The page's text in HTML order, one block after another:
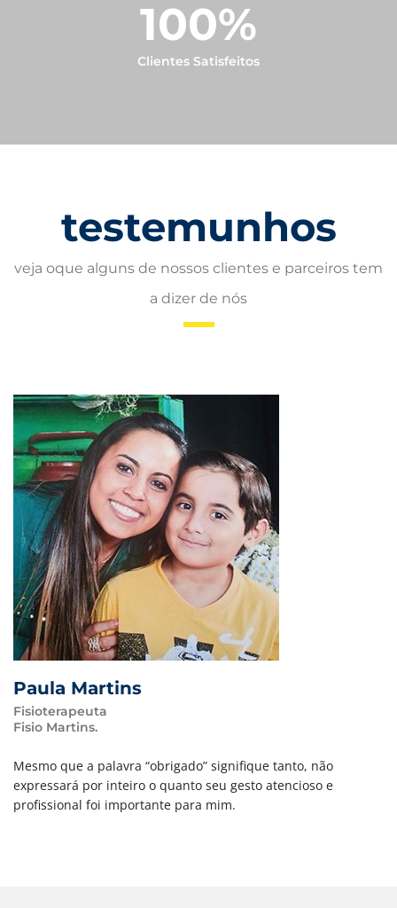
100%
Clientes Satisfeitos
testemunhos
veja oque alguns de nossos clientes e parceiros tem
a dizer de nós
Paula Martins
Fisioterapeuta
Fisio Martins.
Mesmo que a palavra “obrigado” signifique tanto, não
expressará por inteiro o quanto seu gesto atencioso e
profissional foi importante para mim.